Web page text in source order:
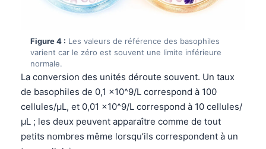
Figure 4 : Les valeurs de référence des basophiles
varient car le zéro est souvent une limite inférieure
normale.
La conversion des unités déroute souvent. Un taux
de basophiles de 0,1 x10^9/L correspond à 100
cellules/µL, et 0,01 x10^9/L correspond à 10 cellules/
µL ; les deux peuvent apparaître comme de tout
petits nombres même lorsqu’ils correspondent à un